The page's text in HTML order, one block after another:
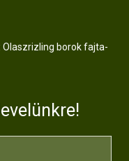
Olaszrizling borok fajta-